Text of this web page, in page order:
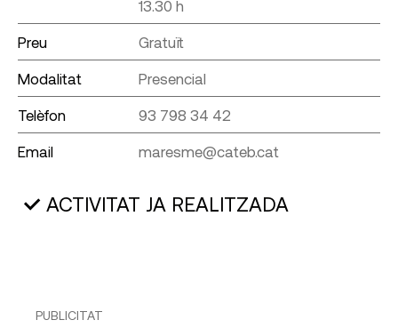
13.30 h
Preu Gratuït
Modalitat Presencial
Telèfon 93 798 34 42
Email maresme@cateb.cat
ACTIVITAT JA REALITZADA
PUBLICITAT